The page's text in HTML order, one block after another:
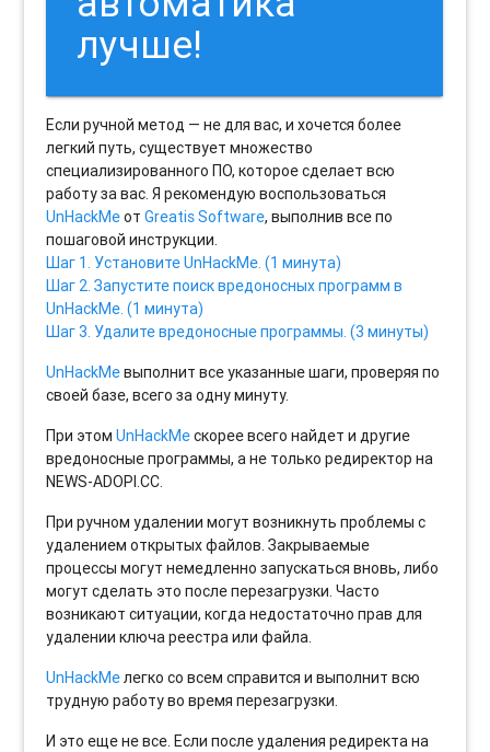
лучше!
Если ручной метод — не для вас, и хочется более
легкий путь, существует множество
специализированного ПО, которое сделает всю
работу за вас. Я рекомендую воспользоваться
UnHackMeотGreatis Software, выполнив все по
пошаговой инструкции.
Шаг 1. Установите UnHackMe. (1 минута)
Шаг 2. Запустите поиск вредоносных программ в
UnHackMe. (1 минута)
Шаг 3. Удалите вредоносные программы. (3 минуты)
UnHackMeвыполнит все указанные шаги, проверяя по
своей базе, всего за одну минуту.
При этомUnHackMeскорее всего найдет и другие
вредоносные программы, а не только редиректор на
NEWS-ADOPI.CC.
При ручном удалении могут возникнуть проблемы с
удалением открытых файлов. Закрываемые
процессы могут немедленно запускаться вновь, либо
могут сделать это после перезагрузки. Часто
возникают ситуации, когда недостаточно прав для
удалении ключа реестра или файла.
UnHackMeлегко со всем справится и выполнит всю
трудную работу во время перезагрузки.
И это еще не все. Если после удаления редиректа на